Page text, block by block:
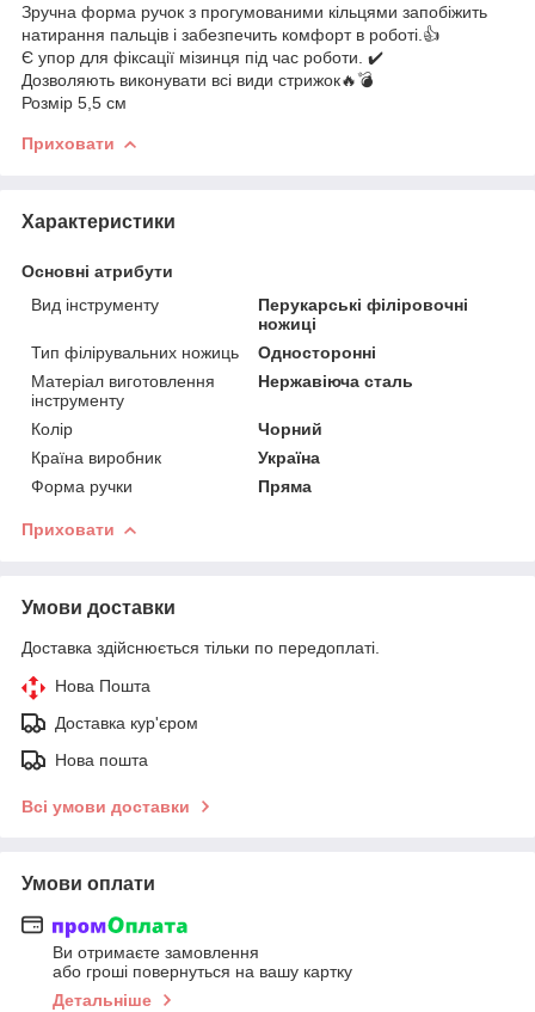
Зручна форма ручок з прогумованими кільцями запобіжить
натирання пальців і забезпечить комфорт в роботі.👍
Є упор для фіксації мізинця під час роботи. ✔️
Дозволяють виконувати всі види стрижок🔥💣
Розмір 5,5 см
Приховати
Характеристики
Основні атрибути
Вид інструменту
Перукарські філіровочні
ножиці
Тип філірувальних ножиць
Односторонні
Матеріал виготовлення
інструменту
Нержавіюча сталь
Колір
Чорний
Країна виробник
Україна
Форма ручки
Пряма
Приховати
Умови доставки
Доставка здійснюється тільки по передоплаті.
Нова Пошта
Доставка кур'єром
Нова пошта
Всі умови доставки
Умови оплати
Ви отримаєте замовлення
або гроші повернуться на вашу картку
Детальніше